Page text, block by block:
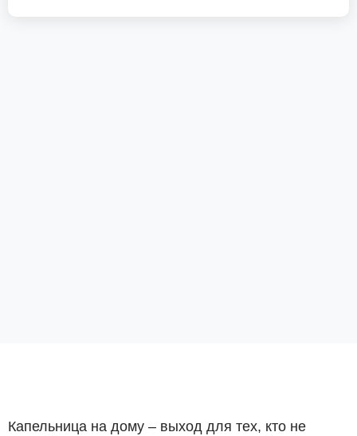
Капельница на дому – выход для тех, кто не